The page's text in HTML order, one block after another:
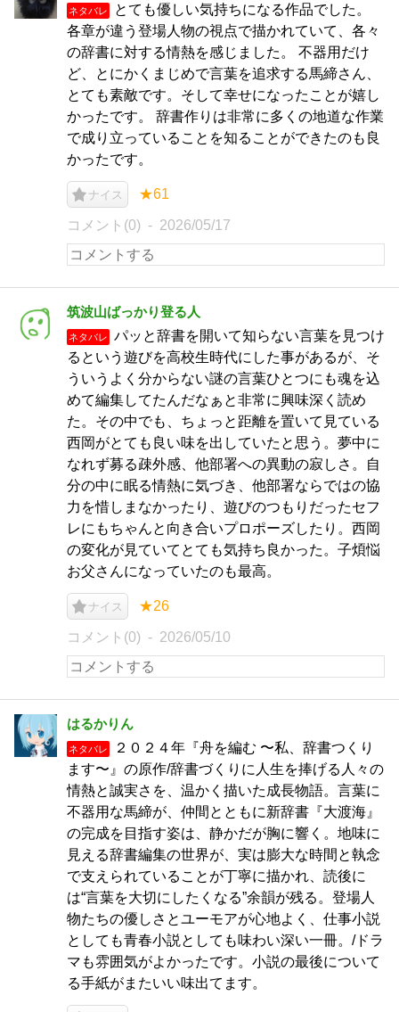
ネタバレ
とても優しい気持ちになる作品でした。
各章が違う登場人物の視点で描かれていて、各々
の辞書に対する情熱を感じました。 不器用だけ
ど、とにかくまじめで言葉を追求する馬締さん、
とても素敵です。そして幸せになったことが嬉し
かったです。 辞書作りは非常に多くの地道な作業
で成り立っていることを知ることができたのも良
かったです。
ナイス ★61
コメント(0) 2026/05/17
筑波山ばっかり登る人
ネタバレ
パッと辞書を開いて知らない言葉を見つけ
るという遊びを高校生時代にした事があるが、そ
ういうよく分からない謎の言葉ひとつにも魂を込
めて編集してたんだなぁと非常に興味深く読め
た。その中でも、ちょっと距離を置いて見ている
西岡がとても良い味を出していたと思う。夢中に
なれず募る疎外感、他部署への異動の寂しさ。自
分の中に眠る情熱に気づき、他部署ならではの協
力を惜しまなかったり、遊びのつもりだったセフ
レにもちゃんと向き合いプロポーズしたり。西岡
の変化が見ていてとても気持ち良かった。子煩悩
お父さんになっていたのも最高。
ナイス ★26
コメント(0) 2026/05/10
はるかりん
ネタバレ
２０２４年『舟を編む 〜私、辞書つくり
ます〜』の原作/辞書づくりに人生を捧げる人々の
情熱と誠実さを、温かく描いた成長物語。言葉に
不器用な馬締が、仲間とともに新辞書『大渡海』
の完成を目指す姿は、静かだが胸に響く。地味に
見える辞書編集の世界が、実は膨大な時間と執念
で支えられていることが丁寧に描かれ、読後に
は“言葉を大切にしたくなる”余韻が残る。登場人
物たちの優しさとユーモアが心地よく、仕事小説
としても青春小説としても味わい深い一冊。/ドラ
マも雰囲気がよかったです。小説の最後について
る手紙がまたいい味出てます。